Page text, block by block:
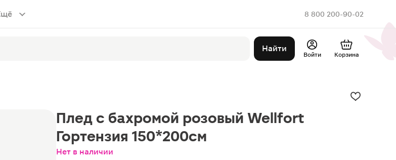
8 800 200-90-02
Найти
Войти Корзина
Плед с бахромой розовый Wellfort
Гортензия 150*200см
Нет в наличии